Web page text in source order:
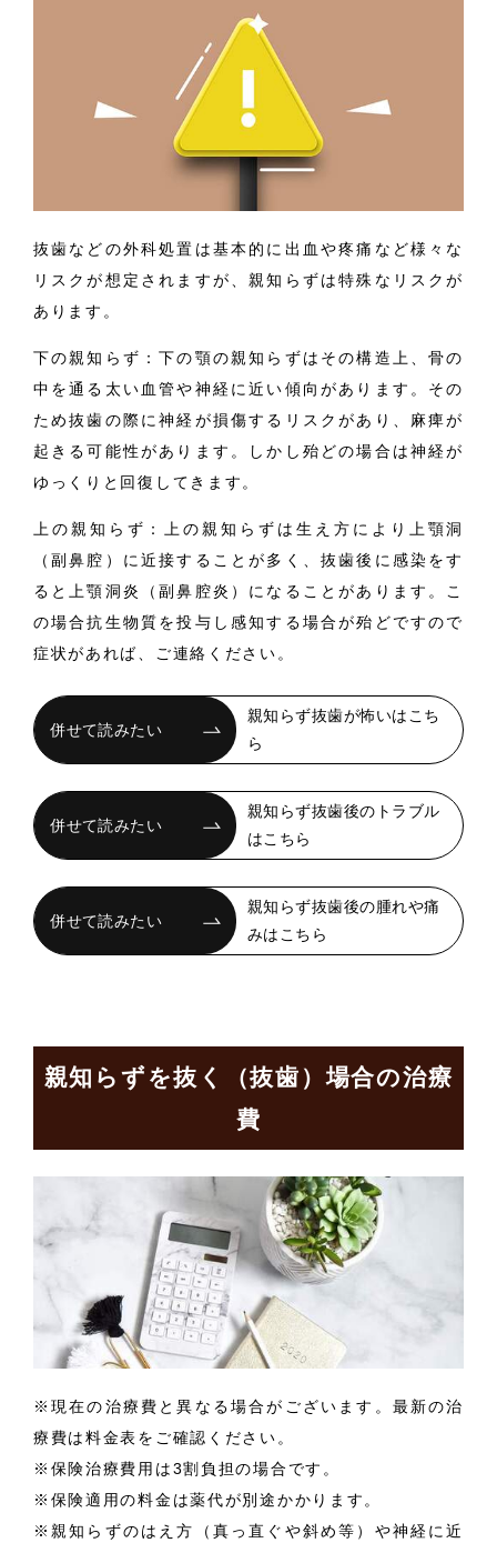
抜歯などの外科処置は基本的に出血や疼痛など様々な
リスクが想定されますが、親知らずは特殊なリスクが
あります。
下の親知らず：下の顎の親知らずはその構造上、骨の
中を通る太い血管や神経に近い傾向があります。その
ため抜歯の際に神経が損傷するリスクがあり、麻痺が
起きる可能性があります。しかし殆どの場合は神経が
ゆっくりと回復してきます。
上の親知らず：上の親知らずは生え方により上顎洞
（副鼻腔）に近接することが多く、抜歯後に感染をす
ると上顎洞炎（副鼻腔炎）になることがあります。こ
の場合抗生物質を投与し感知する場合が殆どですので
症状があれば、ご連絡ください。
親知らず抜歯が怖いはこち
ら
親知らず抜歯後のトラブル
はこちら
親知らず抜歯後の腫れや痛
みはこちら
親知らずを抜く（抜歯）場合の治療
費
※現在の治療費と異なる場合がございます。最新の治
療費は料金表をご確認ください。
※保険治療費用は3割負担の場合です。
※保険適用の料金は薬代が別途かかります。
※親知らずのはえ方（真っ直ぐや斜め等）や神経に近